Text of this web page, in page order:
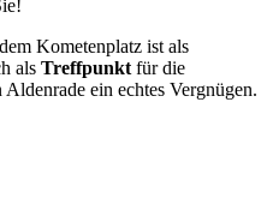
Kometenplatz ist als
als Treffpunkt für die
ein echtes Vergnügen.